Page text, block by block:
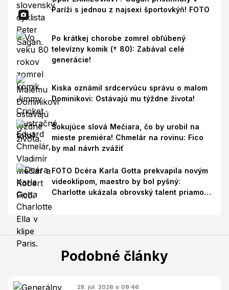
Paríži s jednou z najsexi športovkýň! FOTO
Po krátkej chorobe zomrel obľúbený
televízny komik († 80): Zabával celé
generácie!
Kiska oznámil srdcervúcu správu o malom
Dominikovi: Ostávajú mu týždne života!
Šokujúce slová Mečiara, čo by urobil na
mieste premiéra! Chmelár na rovinu: Fico
by mal návrh zvážiť
FOTO Dcéra Karla Gotta prekvapila novým
videoklipom, maestro by bol pyšný:
Charlotte ukázala obrovský talent priamo v
Podobné články
28. júl. 2026 o 09:46